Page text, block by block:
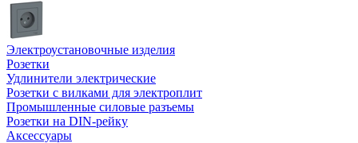
Электроустановочные изделия
Розетки
Удлинители электрические
Розетки с вилками для электроплит
Промышленные силовые разъемы
Розетки на DIN-рейку
Аксессуары